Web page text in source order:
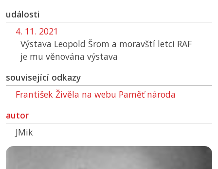
události
4. 11. 2021
Výstava Leopold Šrom a moravští letci RAF
je mu věnována výstava
související odkazy
František Živěla na webu Paměť národa
autor
JMik